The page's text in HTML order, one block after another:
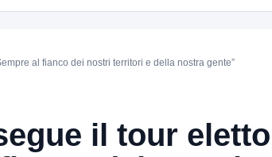
al fianco dei nostri territori e della nostra gente”
il tour